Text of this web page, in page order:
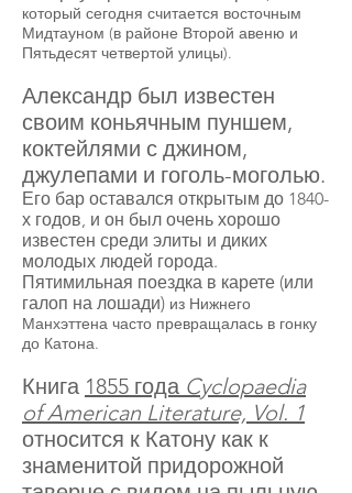
который сегодня считается восточным
Мидтауном (в районе Второй авеню и
Пятьдесят четвертой улицы).
Александр был известен
своим коньячным пуншем,
коктейлями с джином,
джулепами и гоголь-моголью.
Его бар оставался открытым до 1840-
х годов, и он был очень хорошо
известен среди элиты и диких
молодых людей города.
Пятимильная поездка в карете (или
галоп на лошади) из Нижнего
Манхэттена часто превращалась в гонку
до Катона.
Книга 1855 года Cyclopaedia
of American Literature, Vol. 1
относится к Катону как к
знаменитой придорожной